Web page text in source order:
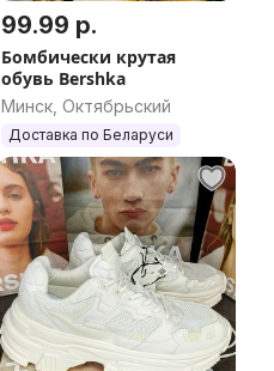
99.99 р.
Бомбически крутая
обувь Bershka
Минск, Октябрьский
Доставка по Беларуси